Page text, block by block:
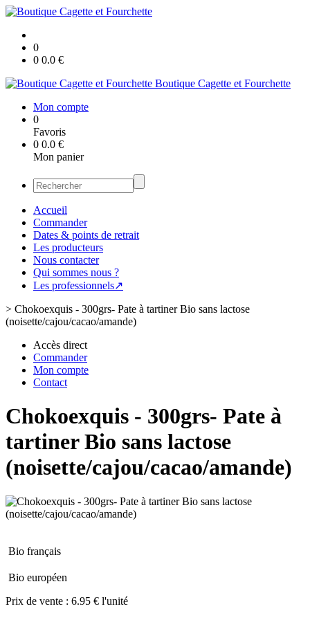
0
0 0.0 €
Boutique Cagette et Fourchette
Mon compte
0
Favoris
0 0.0 €
Mon panier
Accueil
Commander
Dates & points de retrait
Les producteurs
Nous contacter
Qui sommes nous ?
Les professionnels↗
> Chokoexquis - 300grs- Pate à tartiner Bio sans lactose
(noisette/cajou/cacao/amande)
Accès direct
Commander
Mon compte
Contact
Chokoexquis - 300grs- Pate à
tartiner Bio sans lactose
(noisette/cajou/cacao/amande)
Bio français
Bio européen
Prix de vente : 6.95 € l'unité